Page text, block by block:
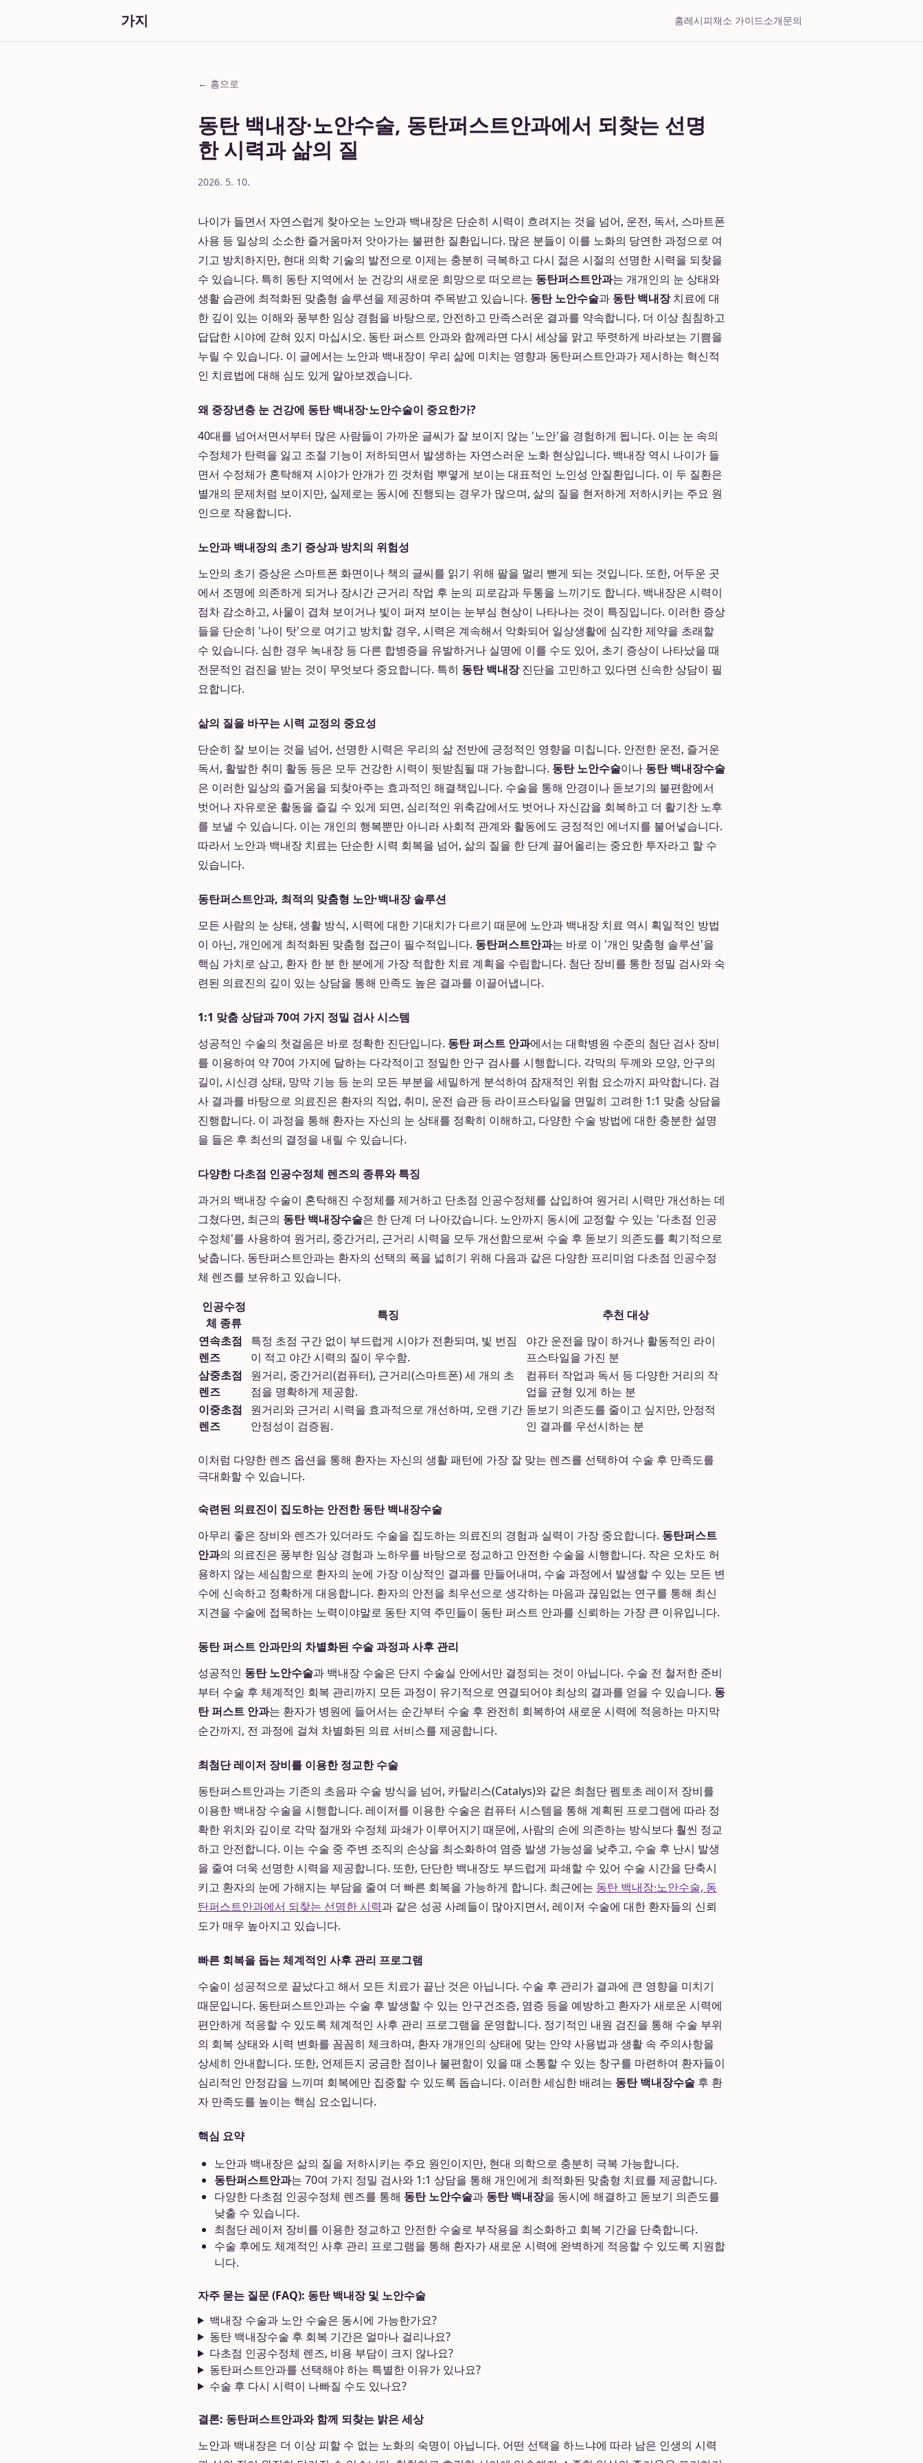
가지 홈레시피채소 가이드소개문의
← 홈으로
동탄 백내장·노안수술, 동탄퍼스트안과에서 되찾는 선명
한 시력과 삶의 질
2026. 5. 10.
나이가 들면서 자연스럽게 찾아오는 노안과 백내장은 단순히 시력이 흐려지는 것을 넘어, 운전, 독서, 스마트폰
사용 등 일상의 소소한 즐거움마저 앗아가는 불편한 질환입니다. 많은 분들이 이를 노화의 당연한 과정으로 여
기고 방치하지만, 현대 의학 기술의 발전으로 이제는 충분히 극복하고 다시 젊은 시절의 선명한 시력을 되찾을
수 있습니다. 특히 동탄 지역에서 눈 건강의 새로운 희망으로 떠오르는 동탄퍼스트안과는 개개인의 눈 상태와
생활 습관에 최적화된 맞춤형 솔루션을 제공하며 주목받고 있습니다. 동탄 노안수술과 동탄 백내장치료에 대
한 깊이 있는 이해와 풍부한 임상 경험을 바탕으로, 안전하고 만족스러운 결과를 약속합니다. 더 이상 침침하고
답답한 시야에 갇혀 있지 마십시오. 동탄 퍼스트 안과와 함께라면 다시 세상을 맑고 뚜렷하게 바라보는 기쁨을
누릴 수 있습니다. 이 글에서는 노안과 백내장이 우리 삶에 미치는 영향과 동탄퍼스트안과가 제시하는 혁신적
인 치료법에 대해 심도 있게 알아보겠습니다.
왜 중장년층 눈 건강에 동탄 백내장·노안수술이 중요한가?
40대를 넘어서면서부터 많은 사람들이 가까운 글씨가 잘 보이지 않는 '노안'을 경험하게 됩니다. 이는 눈 속의
수정체가 탄력을 잃고 조절 기능이 저하되면서 발생하는 자연스러운 노화 현상입니다. 백내장 역시 나이가 들
면서 수정체가 혼탁해져 시야가 안개가 낀 것처럼 뿌옇게 보이는 대표적인 노인성 안질환입니다. 이 두 질환은
별개의 문제처럼 보이지만, 실제로는 동시에 진행되는 경우가 많으며, 삶의 질을 현저하게 저하시키는 주요 원
인으로 작용합니다.
노안과 백내장의 초기 증상과 방치의 위험성
노안의 초기 증상은 스마트폰 화면이나 책의 글씨를 읽기 위해 팔을 멀리 뻗게 되는 것입니다. 또한, 어두운 곳
에서 조명에 의존하게 되거나 장시간 근거리 작업 후 눈의 피로감과 두통을 느끼기도 합니다. 백내장은 시력이
점차 감소하고, 사물이 겹쳐 보이거나 빛이 퍼져 보이는 눈부심 현상이 나타나는 것이 특징입니다. 이러한 증상
들을 단순히 '나이 탓'으로 여기고 방치할 경우, 시력은 계속해서 악화되어 일상생활에 심각한 제약을 초래할
수 있습니다. 심한 경우 녹내장 등 다른 합병증을 유발하거나 실명에 이를 수도 있어, 초기 증상이 나타났을 때
전문적인 검진을 받는 것이 무엇보다 중요합니다. 특히 동탄 백내장진단을 고민하고 있다면 신속한 상담이 필
요합니다.
삶의 질을 바꾸는 시력 교정의 중요성
단순히 잘 보이는 것을 넘어, 선명한 시력은 우리의 삶 전반에 긍정적인 영향을 미칩니다. 안전한 운전, 즐거운
독서, 활발한 취미 활동 등은 모두 건강한 시력이 뒷받침될 때 가능합니다. 동탄 노안수술이나 동탄 백내장수술
은 이러한 일상의 즐거움을 되찾아주는 효과적인 해결책입니다. 수술을 통해 안경이나 돋보기의 불편함에서
벗어나 자유로운 활동을 즐길 수 있게 되면, 심리적인 위축감에서도 벗어나 자신감을 회복하고 더 활기찬 노후
를 보낼 수 있습니다. 이는 개인의 행복뿐만 아니라 사회적 관계와 활동에도 긍정적인 에너지를 불어넣습니다.
따라서 노안과 백내장 치료는 단순한 시력 회복을 넘어, 삶의 질을 한 단계 끌어올리는 중요한 투자라고 할 수
있습니다.
동탄퍼스트안과, 최적의 맞춤형 노안·백내장 솔루션
모든 사람의 눈 상태, 생활 방식, 시력에 대한 기대치가 다르기 때문에 노안과 백내장 치료 역시 획일적인 방법
이 아닌, 개인에게 최적화된 맞춤형 접근이 필수적입니다. 동탄퍼스트안과는 바로 이 '개인 맞춤형 솔루션'을
핵심 가치로 삼고, 환자 한 분 한 분에게 가장 적합한 치료 계획을 수립합니다. 첨단 장비를 통한 정밀 검사와 숙
련된 의료진의 깊이 있는 상담을 통해 만족도 높은 결과를 이끌어냅니다.
1:1 맞춤 상담과 70여 가지 정밀 검사 시스템
성공적인 수술의 첫걸음은 바로 정확한 진단입니다. 동탄 퍼스트 안과에서는 대학병원 수준의 첨단 검사 장비
를 이용하여 약 70여 가지에 달하는 다각적이고 정밀한 안구 검사를 시행합니다. 각막의 두께와 모양, 안구의
길이, 시신경 상태, 망막 기능 등 눈의 모든 부분을 세밀하게 분석하여 잠재적인 위험 요소까지 파악합니다. 검
사 결과를 바탕으로 의료진은 환자의 직업, 취미, 운전 습관 등 라이프스타일을 면밀히 고려한 1:1 맞춤 상담을
진행합니다. 이 과정을 통해 환자는 자신의 눈 상태를 정확히 이해하고, 다양한 수술 방법에 대한 충분한 설명
을 들은 후 최선의 결정을 내릴 수 있습니다.
다양한 다초점 인공수정체 렌즈의 종류와 특징
과거의 백내장 수술이 혼탁해진 수정체를 제거하고 단초점 인공수정체를 삽입하여 원거리 시력만 개선하는 데
그쳤다면, 최근의 동탄 백내장수술은 한 단계 더 나아갔습니다. 노안까지 동시에 교정할 수 있는 '다초점 인공
수정체'를 사용하여 원거리, 중간거리, 근거리 시력을 모두 개선함으로써 수술 후 돋보기 의존도를 획기적으로
낮춥니다. 동탄퍼스트안과는 환자의 선택의 폭을 넓히기 위해 다음과 같은 다양한 프리미엄 다초점 인공수정
체 렌즈를 보유하고 있습니다.
인공수정
체 종류
특징
추천 대상
연속초점
렌즈
특정 초점 구간 없이 부드럽게 시야가 전환되며, 빛 번짐
이 적고 야간 시력의 질이 우수함.
야간 운전을 많이 하거나 활동적인 라이
프스타일을 가진 분
삼중초점
렌즈
원거리, 중간거리(컴퓨터), 근거리(스마트폰) 세 개의 초
점을 명확하게 제공함.
컴퓨터 작업과 독서 등 다양한 거리의 작
업을 균형 있게 하는 분
이중초점
렌즈
원거리와 근거리 시력을 효과적으로 개선하며, 오랜 기간
안정성이 검증됨.
돋보기 의존도를 줄이고 싶지만, 안정적
인 결과를 우선시하는 분
이처럼 다양한 렌즈 옵션을 통해 환자는 자신의 생활 패턴에 가장 잘 맞는 렌즈를 선택하여 수술 후 만족도를
극대화할 수 있습니다.
숙련된 의료진이 집도하는 안전한 동탄 백내장수술
아무리 좋은 장비와 렌즈가 있더라도 수술을 집도하는 의료진의 경험과 실력이 가장 중요합니다. 동탄퍼스트
안과의 의료진은 풍부한 임상 경험과 노하우를 바탕으로 정교하고 안전한 수술을 시행합니다. 작은 오차도 허
용하지 않는 세심함으로 환자의 눈에 가장 이상적인 결과를 만들어내며, 수술 과정에서 발생할 수 있는 모든 변
수에 신속하고 정확하게 대응합니다. 환자의 안전을 최우선으로 생각하는 마음과 끊임없는 연구를 통해 최신
지견을 수술에 접목하는 노력이야말로 동탄 지역 주민들이 동탄 퍼스트 안과를 신뢰하는 가장 큰 이유입니다.
동탄 퍼스트 안과만의 차별화된 수술 과정과 사후 관리
성공적인 동탄 노안수술과 백내장 수술은 단지 수술실 안에서만 결정되는 것이 아닙니다. 수술 전 철저한 준비
부터 수술 후 체계적인 회복 관리까지 모든 과정이 유기적으로 연결되어야 최상의 결과를 얻을 수 있습니다. 동
탄 퍼스트 안과는 환자가 병원에 들어서는 순간부터 수술 후 완전히 회복하여 새로운 시력에 적응하는 마지막
순간까지, 전 과정에 걸쳐 차별화된 의료 서비스를 제공합니다.
최첨단 레이저 장비를 이용한 정교한 수술
동탄퍼스트안과는 기존의 초음파 수술 방식을 넘어, 카탈리스(Catalys)와 같은 최첨단 펨토초 레이저 장비를
이용한 백내장 수술을 시행합니다. 레이저를 이용한 수술은 컴퓨터 시스템을 통해 계획된 프로그램에 따라 정
확한 위치와 깊이로 각막 절개와 수정체 파쇄가 이루어지기 때문에, 사람의 손에 의존하는 방식보다 훨씬 정교
하고 안전합니다. 이는 수술 중 주변 조직의 손상을 최소화하여 염증 발생 가능성을 낮추고, 수술 후 난시 발생
을 줄여 더욱 선명한 시력을 제공합니다. 또한, 단단한 백내장도 부드럽게 파쇄할 수 있어 수술 시간을 단축시
키고 환자의 눈에 가해지는 부담을 줄여 더 빠른 회복을 가능하게 합니다. 최근에는 동탄 백내장·노안수술, 동
탄퍼스트안과에서 되찾는 선명한 시력과 같은 성공 사례들이 많아지면서, 레이저 수술에 대한 환자들의 신뢰
도가 매우 높아지고 있습니다.
빠른 회복을 돕는 체계적인 사후 관리 프로그램
수술이 성공적으로 끝났다고 해서 모든 치료가 끝난 것은 아닙니다. 수술 후 관리가 결과에 큰 영향을 미치기
때문입니다. 동탄퍼스트안과는 수술 후 발생할 수 있는 안구건조증, 염증 등을 예방하고 환자가 새로운 시력에
편안하게 적응할 수 있도록 체계적인 사후 관리 프로그램을 운영합니다. 정기적인 내원 검진을 통해 수술 부위
의 회복 상태와 시력 변화를 꼼꼼히 체크하며, 환자 개개인의 상태에 맞는 안약 사용법과 생활 속 주의사항을
상세히 안내합니다. 또한, 언제든지 궁금한 점이나 불편함이 있을 때 소통할 수 있는 창구를 마련하여 환자들이
심리적인 안정감을 느끼며 회복에만 집중할 수 있도록 돕습니다. 이러한 세심한 배려는 동탄 백내장수술 후 환
자 만족도를 높이는 핵심 요소입니다.
핵심 요약
노안과 백내장은 삶의 질을 저하시키는 주요 원인이지만, 현대 의학으로 충분히 극복 가능합니다.
동탄퍼스트안과는 70여 가지 정밀 검사와 1:1 상담을 통해 개인에게 최적화된 맞춤형 치료를 제공합니다.
다양한 다초점 인공수정체 렌즈를 통해 동탄 노안수술과 동탄 백내장을 동시에 해결하고 돋보기 의존도를
낮출 수 있습니다.
최첨단 레이저 장비를 이용한 정교하고 안전한 수술로 부작용을 최소화하고 회복 기간을 단축합니다.
수술 후에도 체계적인 사후 관리 프로그램을 통해 환자가 새로운 시력에 완벽하게 적응할 수 있도록 지원합
니다.
자주 묻는 질문 (FAQ): 동탄 백내장 및 노안수술
백내장 수술과 노안 수술은 동시에 가능한가요?
동탄 백내장수술 후 회복 기간은 얼마나 걸리나요?
다초점 인공수정체 렌즈, 비용 부담이 크지 않나요?
동탄퍼스트안과를 선택해야 하는 특별한 이유가 있나요?
수술 후 다시 시력이 나빠질 수도 있나요?
결론: 동탄퍼스트안과와 함께 되찾는 밝은 세상
노안과 백내장은 더 이상 피할 수 없는 노화의 숙명이 아닙니다. 어떤 선택을 하느냐에 따라 남은 인생의 시력